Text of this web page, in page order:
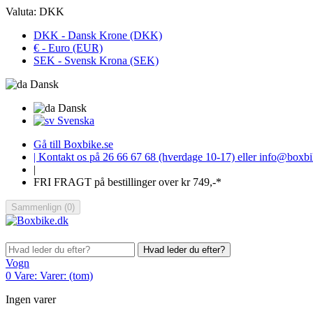
Valuta: DKK
DKK - Dansk Krone (DKK)
€ - Euro (EUR)
SEK - Svensk Krona (SEK)
Dansk
Dansk
Svenska
Gå till Boxbike.se
| Kontakt os på 26 66 67 68 (hverdage 10-17) eller
|
FRI FRAGT på bestillinger over kr 749,-*
Sammenlign (0)
Hvad leder du efter?
Vogn
0 Vare: Varer: (tom)
Ingen varer